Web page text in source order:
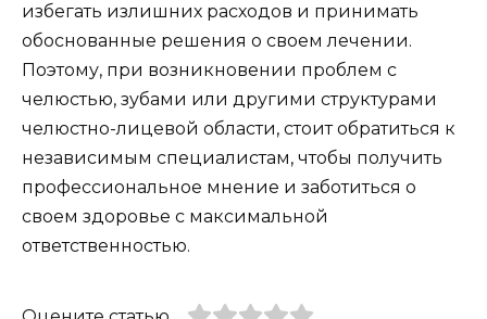
избегать излишних расходов и принимать
обоснованные решения о своем лечении.
Поэтому, при возникновении проблем с
челюстью, зубами или другими структурами
челюстно-лицевой области, стоит обратиться к
независимым специалистам, чтобы получить
профессиональное мнение и заботиться о
своем здоровье с максимальной
ответственностью.